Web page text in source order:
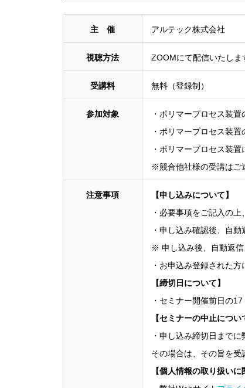
主 催 アルテック株式会社
視聴方法 ZOOMにて配信いたしま
受講料 無料（登録制）
参加対象
・ポリマープロセス装
・ポリマープロセス装
・ポリマープロセス装
※競合他社様の受講はご
注意事項
【申し込みについて】
・必要事項をご記入の
・申し込み確認後、自動
※ 申し込み後、自動返信
・お申込み登録された
【締切日について】
・セミナー開催前日の
【セミナーの中止につい
・申し込み締切日まで
その場合は、その旨を受
【個人情報の取り扱いに